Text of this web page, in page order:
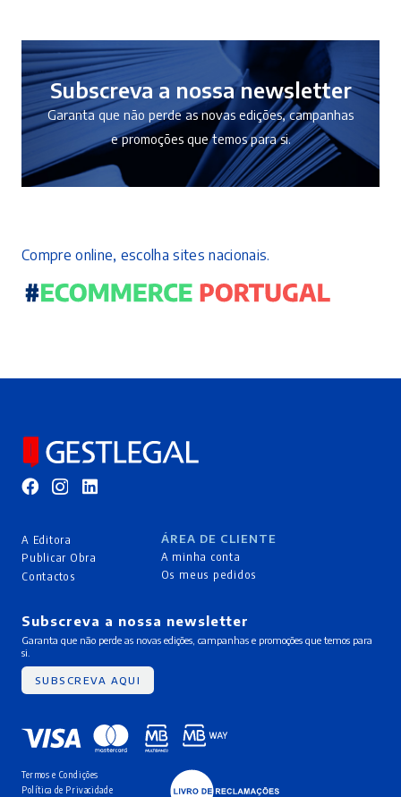
Subscreva a nossa newsletter
Garanta que não perde as novas edições, campanhas
e promoções que temos para si.
Compre online, escolha sites nacionais.
A Editora
Publicar Obra
Contactos
ÁREA DE CLIENTE
A minha conta
Os meus pedidos
Subscreva a nossa newsletter
Garanta que não perde as novas edições, campanhas e promoções que temos para
si.
SUBSCREVA AQUI
Termos e Condições
Política de Privacidade